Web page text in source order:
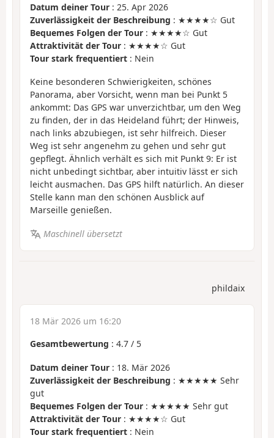
Datum deiner Tour : 25. Apr 2026
Zuverlässigkeit der Beschreibung : ★★★★☆ Gut
Bequemes Folgen der Tour : ★★★★☆ Gut
Attraktivität der Tour : ★★★★☆ Gut
Tour stark frequentiert : Nein
Keine besonderen Schwierigkeiten, schönes
Panorama, aber Vorsicht, wenn man bei Punkt 5
ankommt: Das GPS war unverzichtbar, um den Weg
zu finden, der in das Heideland führt; der Hinweis,
nach links abzubiegen, ist sehr hilfreich. Dieser
Weg ist sehr angenehm zu gehen und sehr gut
gepflegt. Ähnlich verhält es sich mit Punkt 9: Er ist
nicht unbedingt sichtbar, aber intuitiv lässt er sich
leicht ausmachen. Das GPS hilft natürlich. An dieser
Stelle kann man den schönen Ausblick auf
Marseille genießen.
Maschinell übersetzt
phildaix
18 Mär 2026 um 16:20
Gesamtbewertung : 4.7 / 5
Datum deiner Tour : 18. Mär 2026
Zuverlässigkeit der Beschreibung : ★★★★★ Sehr
gut
Bequemes Folgen der Tour : ★★★★★ Sehr gut
Attraktivität der Tour : ★★★★☆ Gut
Tour stark frequentiert : Nein